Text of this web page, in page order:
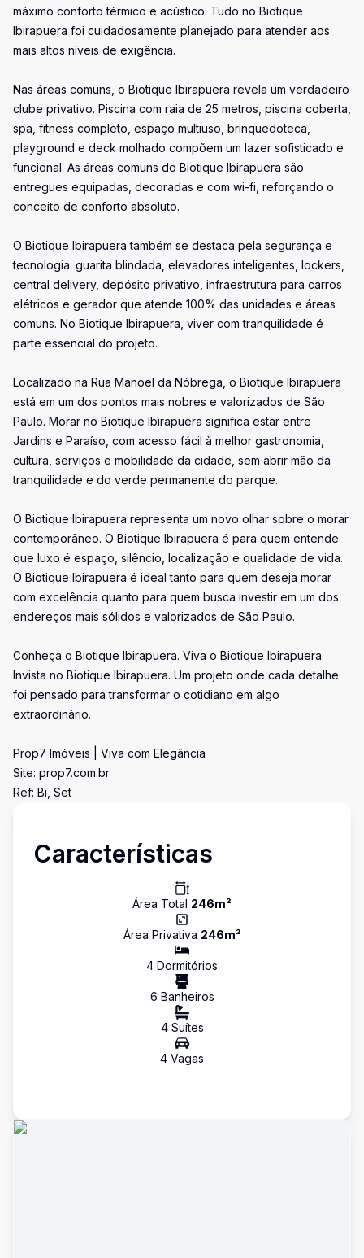
máximo conforto térmico e acústico. Tudo no Biotique
Ibirapuera foi cuidadosamente planejado para atender aos
mais altos níveis de exigência.
Nas áreas comuns, o Biotique Ibirapuera revela um verdadeiro
clube privativo. Piscina com raia de 25 metros, piscina coberta,
spa, fitness completo, espaço multiuso, brinquedoteca,
playground e deck molhado compõem um lazer sofisticado e
funcional. As áreas comuns do Biotique Ibirapuera são
entregues equipadas, decoradas e com wi-fi, reforçando o
conceito de conforto absoluto.
O Biotique Ibirapuera também se destaca pela segurança e
tecnologia: guarita blindada, elevadores inteligentes, lockers,
central delivery, depósito privativo, infraestrutura para carros
elétricos e gerador que atende 100% das unidades e áreas
comuns. No Biotique Ibirapuera, viver com tranquilidade é
parte essencial do projeto.
Localizado na Rua Manoel da Nóbrega, o Biotique Ibirapuera
está em um dos pontos mais nobres e valorizados de São
Paulo. Morar no Biotique Ibirapuera significa estar entre
Jardins e Paraíso, com acesso fácil à melhor gastronomia,
cultura, serviços e mobilidade da cidade, sem abrir mão da
tranquilidade e do verde permanente do parque.
O Biotique Ibirapuera representa um novo olhar sobre o morar
contemporâneo. O Biotique Ibirapuera é para quem entende
que luxo é espaço, silêncio, localização e qualidade de vida.
O Biotique Ibirapuera é ideal tanto para quem deseja morar
com excelência quanto para quem busca investir em um dos
endereços mais sólidos e valorizados de São Paulo.
Conheça o Biotique Ibirapuera. Viva o Biotique Ibirapuera.
Invista no Biotique Ibirapuera. Um projeto onde cada detalhe
foi pensado para transformar o cotidiano em algo
extraordinário.
Prop7 Imóveis | Viva com Elegância
Site: prop7.com.br
Ref: Bi, Set
Características
Área Total 246m²
Área Privativa 246m²
4 Dormitórios
6 Banheiros
4Suítes
4 Vagas